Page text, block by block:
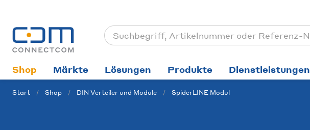
Shop Märkte Lösungen Produkte Dienstleistungen
Start Shop DIN Verteiler und Module SpiderLINE Modul